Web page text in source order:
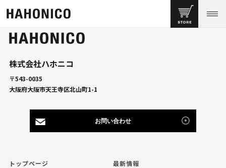
株式会社ハホニコ
〒543-0035
大阪府大阪市天王寺区北山町1-1
お問い合わせ
トップページ
最新情報